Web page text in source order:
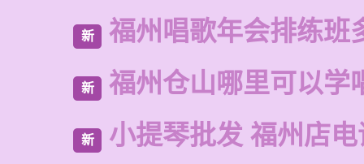
新 福州唱歌年会排练班
新 福州仓山哪里可以学
新 小提琴批发 福州店